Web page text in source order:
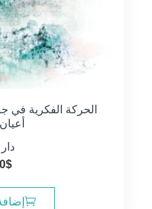
الحركة الفكرية
دار
$